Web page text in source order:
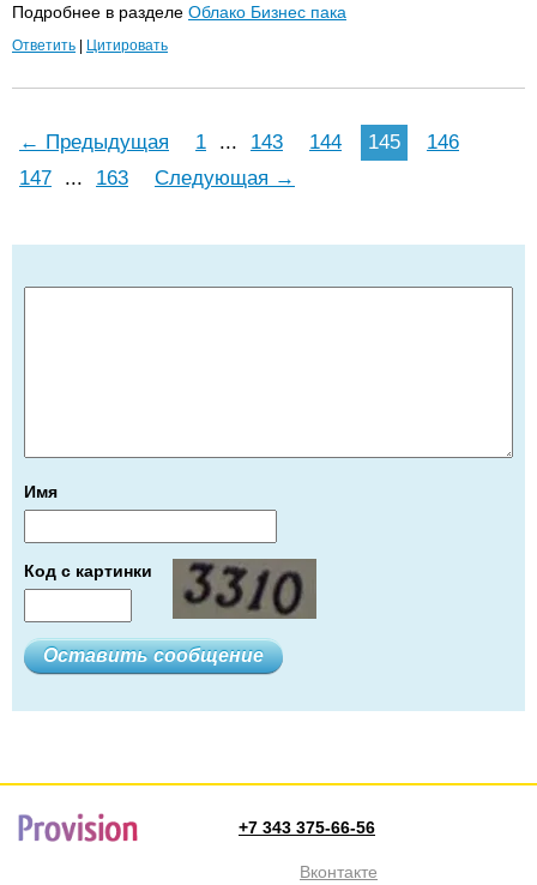
Подробнее в разделе Облако Бизнес пака
Ответить Цитировать
← Предыдущая 1 ... 143 144 145
146
147
... 163 Следующая →
Имя
Код с картинки
+7 343 375-66-56
Вконтакте